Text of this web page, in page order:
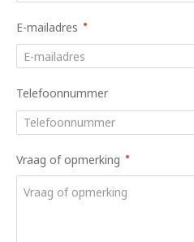
E-mailadres
Telefoonnummer
Vraag of opmerking